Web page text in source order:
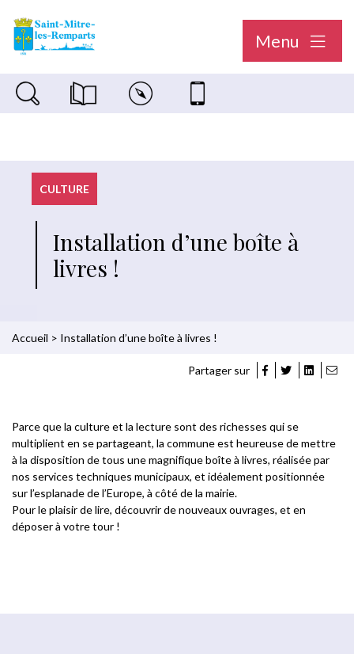
Menu
Recherche sur le siteMagazine municipal "Le Saint-Mitréen"
Carte interactiveNous contacter
CULTURE
Installation d’une boîte à
livres !
Accueil > Installation d’une boîte à livres !
Partager sur
Parce que la culture et la lecture sont des richesses qui se
multiplient en se partageant, la commune est heureuse de mettre
à la disposition de tous une magnifique boîte à livres, réalisée par
nos services techniques municipaux, et idéalement positionnée
sur l’esplanade de l’Europe, à côté de la mairie.
Pour le plaisir de lire, découvrir de nouveaux ouvrages, et en
déposer à votre tour !